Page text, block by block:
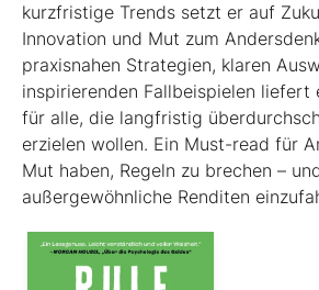
kurzfristige Trends setzt er auf
Innovation und Mut zum
praxisnahen Strategien, klaren
inspirierenden Fallbeispielen liefert
für alle, die langfristig
erzielen wollen. Ein Must-read für
Mut haben, Regeln zu brechen –
außergewöhnliche Renditen